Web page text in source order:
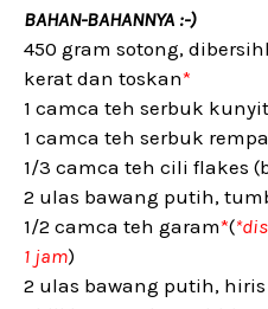
BAHAN-BAHANNYA :-)
450 gram sotong,
kerat dan toskan*
1 camca teh serbuk kunyit
1 camca teh serbuk
1/3 camca teh cili flakes
2 ulas bawang putih,
1/2 camca teh garam*(
1 jam)
2 ulas bawang putih, hiris